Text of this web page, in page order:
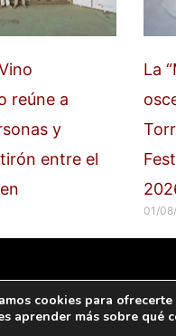
reúne a
y
entre el
La
01/
cookies para
aprender más sobre qué